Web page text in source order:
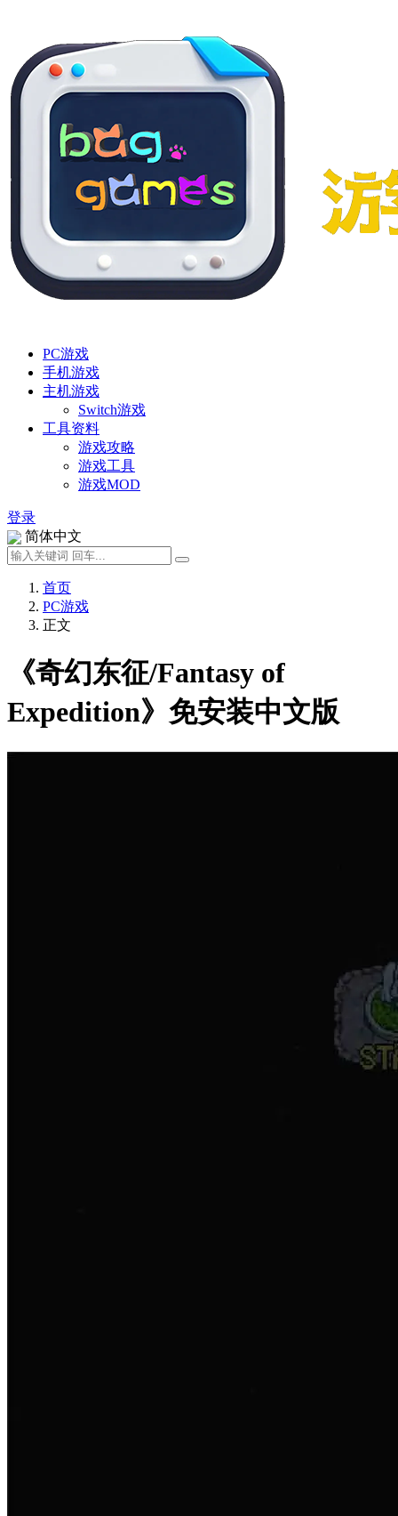
PC游戏
手机游戏
主机游戏
Switch游戏
工具资料
游戏攻略
游戏工具
游戏MOD
登录
简体中文
首页
PC游戏
正文
《奇幻东征/Fantasy of
Expedition》免安装中文版